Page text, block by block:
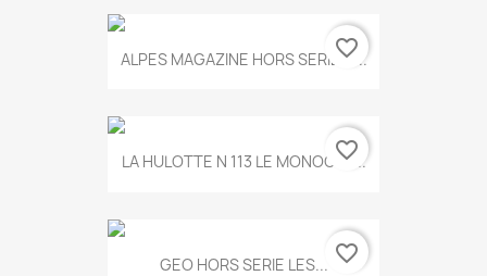
ALPES MAGAZINE HORS SERIE N...
favorite_border
LA HULOTTE N 113 LE MONOCLE...
favorite_border
GEO HORS SERIE LES... favorite_border